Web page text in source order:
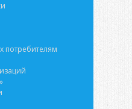
потребителям